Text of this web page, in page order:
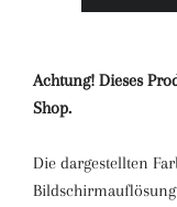
Achtung! Dieses
Shop.
Die dargestellten